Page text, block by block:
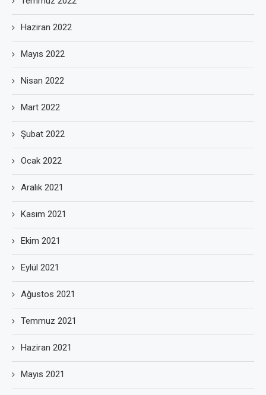
Haziran 2022
Mayıs 2022
Nisan 2022
Mart 2022
Şubat 2022
Ocak 2022
Aralık 2021
Kasım 2021
Ekim 2021
Eylül 2021
Ağustos 2021
Temmuz 2021
Haziran 2021
Mayıs 2021